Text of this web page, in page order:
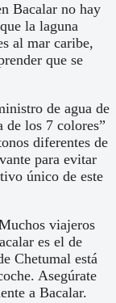
Bacalar no hay
la laguna
al mar caribe,
que se
de agua de
de los 7 colores”
diferentes de
para evitar
único de este
viajeros
es el de
Chetumal está
Asegúrate
a Bacalar.